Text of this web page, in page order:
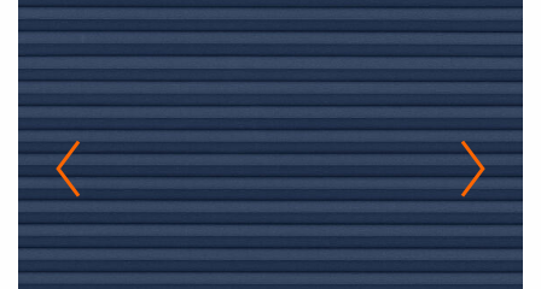
WECHSELN
DE